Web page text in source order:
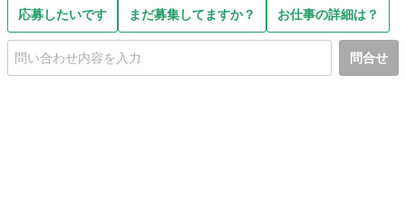
応募したいです まだ募集してますか？ お仕事の詳細は？
問合せ